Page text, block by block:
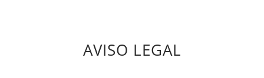
AVISO LEGAL